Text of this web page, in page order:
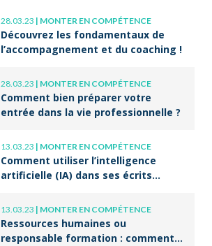
28.03.23 | MONTER EN COMPÉTENCE
Découvrez les fondamentaux de
l’accompagnement et du coaching !
28.03.23 | MONTER EN COMPÉTENCE
Comment bien préparer votre
entrée dans la vie professionnelle ?
13.03.23 | MONTER EN COMPÉTENCE
Comment utiliser l’intelligence
artificielle (IA) dans ses écrits
13.03.23 | MONTER EN COMPÉTENCE
Ressources humaines ou
responsable formation : comment